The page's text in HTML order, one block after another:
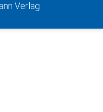
Verlag